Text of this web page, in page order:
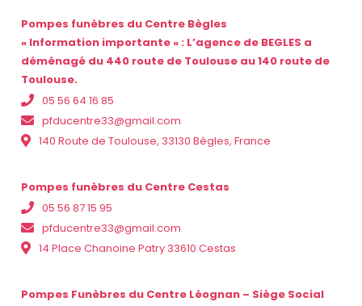
Pompes funèbres du Centre Bègles
« Information importante » : L’agence de BEGLES a
déménagé du 440 route de Toulouse au 140 route de
Toulouse.
05 56 64 16 85
pfducentre33@gmail.com
140 Route de Toulouse, 33130 Bègles, France
Pompes funèbres du Centre Cestas
05 56 87 15 95
pfducentre33@gmail.com
14 Place Chanoine Patry 33610 Cestas
Pompes Funèbres du Centre Léognan – Siège Social